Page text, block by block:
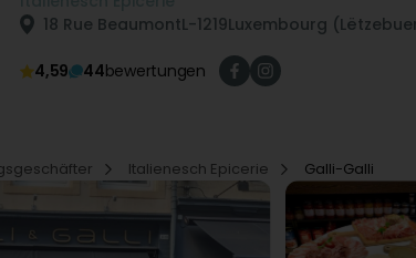
18 Rue BeaumontL-1219Luxembourg
4,59 44bewertungen
Italienesch Epicerie Galli-Galli